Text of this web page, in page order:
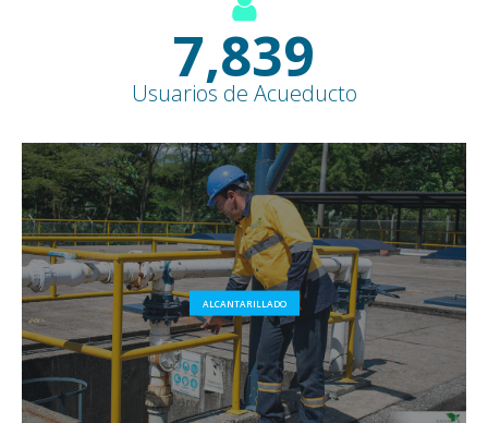
8,500+
Usuarios de Acueducto
ALCANTARILLADO